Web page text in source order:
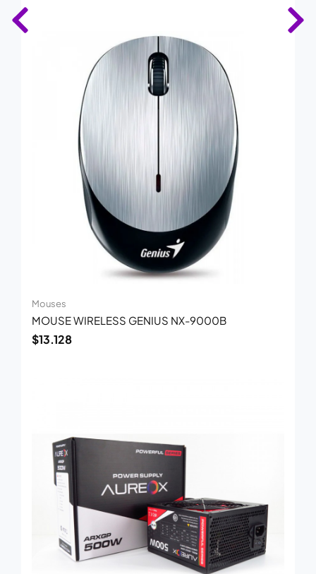
Mouses
MOUSE WIRELESS GENIUS NX-9000B
$13.128